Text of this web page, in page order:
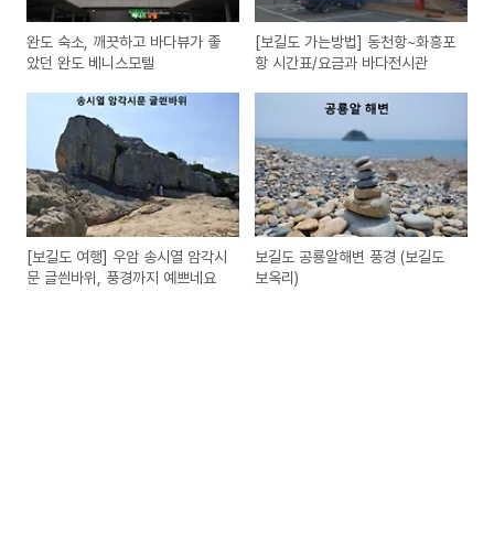
완도 숙소, 깨끗하고 바다뷰가 좋
았던 완도 베니스모텔
[보길도 가는방법] 동천항~화흥포
항 시간표/요금과 바다전시관
[보길도 여행] 우암 송시열 암각시
문 글씐바위, 풍경까지 예쁘네요
보길도 공룡알해변 풍경 (보길도
보옥리)